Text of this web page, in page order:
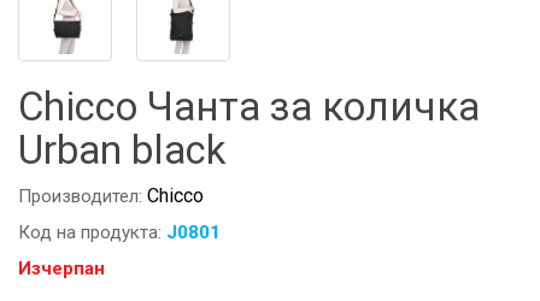
Chicco Чанта за количка
Urban black
Производител: Chicco
Код на продукта: J0801
Изчерпан